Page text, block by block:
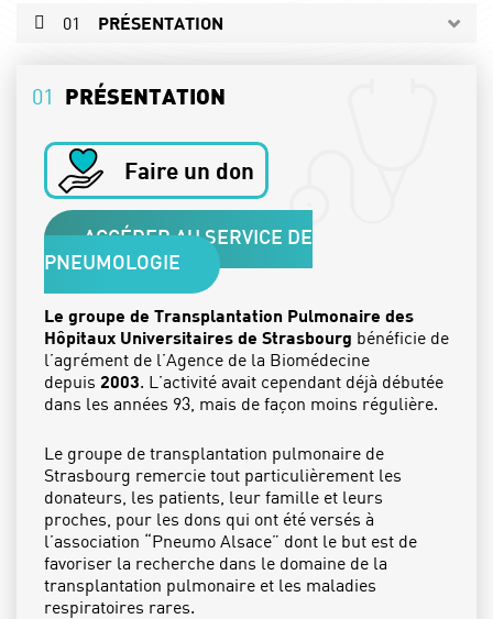
01 PRÉSENTATION
03
L'ÉQUIPE PARAMÉDICALE
PRENDRE RDV
01 PRÉSENTATION
Faire un don
ACCÉDER AU SERVICE DE
PNEUMOLOGIE
Le groupe de Transplantation Pulmonaire des
Hôpitaux Universitaires de Strasbourg bénéficie de
l’agrément de l’Agence de la Biomédecine
depuis 2003. L’activité avait cependant déjà débutée
dans les années 93, mais de façon moins régulière.
Le groupe de transplantation pulmonaire de
Strasbourg remercie tout particulièrement les
donateurs, les patients, leur famille et leurs
proches, pour les dons qui ont été versés à
l’association “Pneumo Alsace” dont le but est de
favoriser la recherche dans le domaine de la
transplantation pulmonaire et les maladies
respiratoires rares.